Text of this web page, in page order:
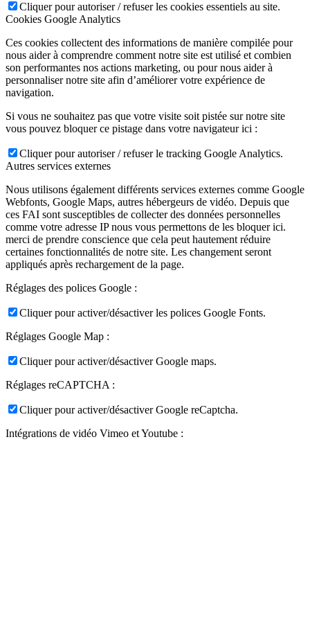
Cliquer pour autoriser / refuser les cookies essentiels au site.
Cookies Google Analytics
Ces cookies collectent des informations de manière compilée pour
nous aider à comprendre comment notre site est utilisé et combien
son performantes nos actions marketing, ou pour nous aider à
personnaliser notre site afin d’améliorer votre expérience de
navigation.
Si vous ne souhaitez pas que votre visite soit pistée sur notre site
vous pouvez bloquer ce pistage dans votre navigateur ici :
Cliquer pour autoriser / refuser le tracking Google Analytics.
Autres services externes
Nous utilisons également différents services externes comme Google
Webfonts, Google Maps, autres hébergeurs de vidéo. Depuis que
ces FAI sont susceptibles de collecter des données personnelles
comme votre adresse IP nous vous permettons de les bloquer ici.
merci de prendre conscience que cela peut hautement réduire
certaines fonctionnalités de notre site. Les changement seront
appliqués après rechargement de la page.
Réglages des polices Google :
Cliquer pour activer/désactiver les polices Google Fonts.
Réglages Google Map :
Cliquer pour activer/désactiver Google maps.
Réglages reCAPTCHA :
Cliquer pour activer/désactiver Google reCaptcha.
Intégrations de vidéo Vimeo et Youtube :